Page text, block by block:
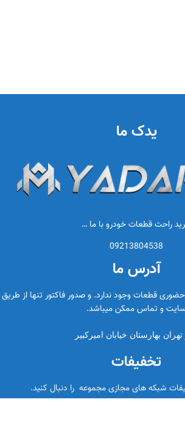
یدک ما
راحت قطعات خودرو با ما …
09213804538
آدرس ما
قطعات وجود ندارد. و صدور فاکتور تنها از طریق
سایت و تماس ممکن میباشد.
تهران بهارستان خیابان امیرکبیر
تخفیفات
شبکه های مجازی مجموعه را دنبال کنید.